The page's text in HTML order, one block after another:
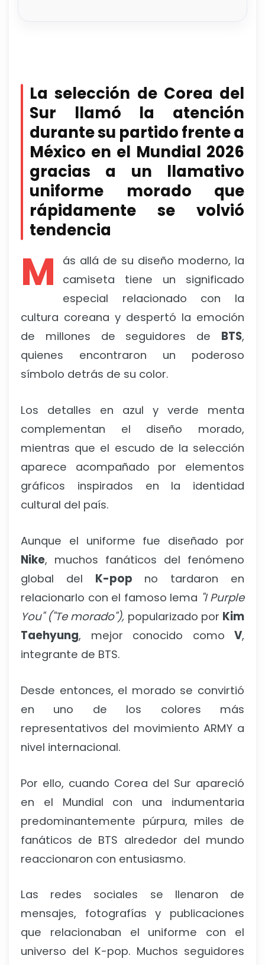
La selección de Corea del
Sur llamó la atención
durante su partido frente a
México en el Mundial 2026
gracias a un llamativo
uniforme morado que
rápidamente se volvió
tendencia
M
ás allá de su diseño moderno, la
camiseta tiene un significado
especial relacionado con la
cultura coreana y despertó la emoción
de millones de seguidores de BTS,
quienes encontraron un poderoso
símbolo detrás de su color.
Los detalles en azul y verde menta
complementan el diseño morado,
mientras que el escudo de la selección
aparece acompañado por elementos
gráficos inspirados en la identidad
cultural del país.
Aunque el uniforme fue diseñado por
Nike, muchos fanáticos del fenómeno
global del K-pop no tardaron en
relacionarlo con el famoso lema "I Purple
You" ("Te morado"), popularizado por Kim
Taehyung, mejor conocido como V,
integrante de BTS.
Desde entonces, el morado se convirtió
en uno de los colores más
representativos del movimiento ARMY a
nivel internacional.
Por ello, cuando Corea del Sur apareció
en el Mundial con una indumentaria
predominantemente púrpura, miles de
fanáticos de BTS alrededor del mundo
reaccionaron con entusiasmo.
Las redes sociales se llenaron de
mensajes, fotografías y publicaciones
que relacionaban el uniforme con el
universo del K-pop. Muchos seguidores